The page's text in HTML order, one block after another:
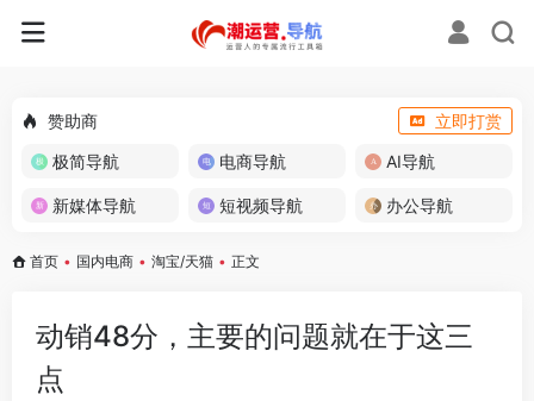
赞助商
立即打赏
极简导航
电商导航 AI导航
新媒体导航 短视频导航 办公导航
首页 • 国内电商 • 淘宝/天猫 • 正文
动销48分，主要的问题就在于这三
点